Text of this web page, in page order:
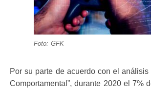
Foto: GFK
Por su parte de acuerdo con el análisis
Comportamental”, durante 2020 el 7%